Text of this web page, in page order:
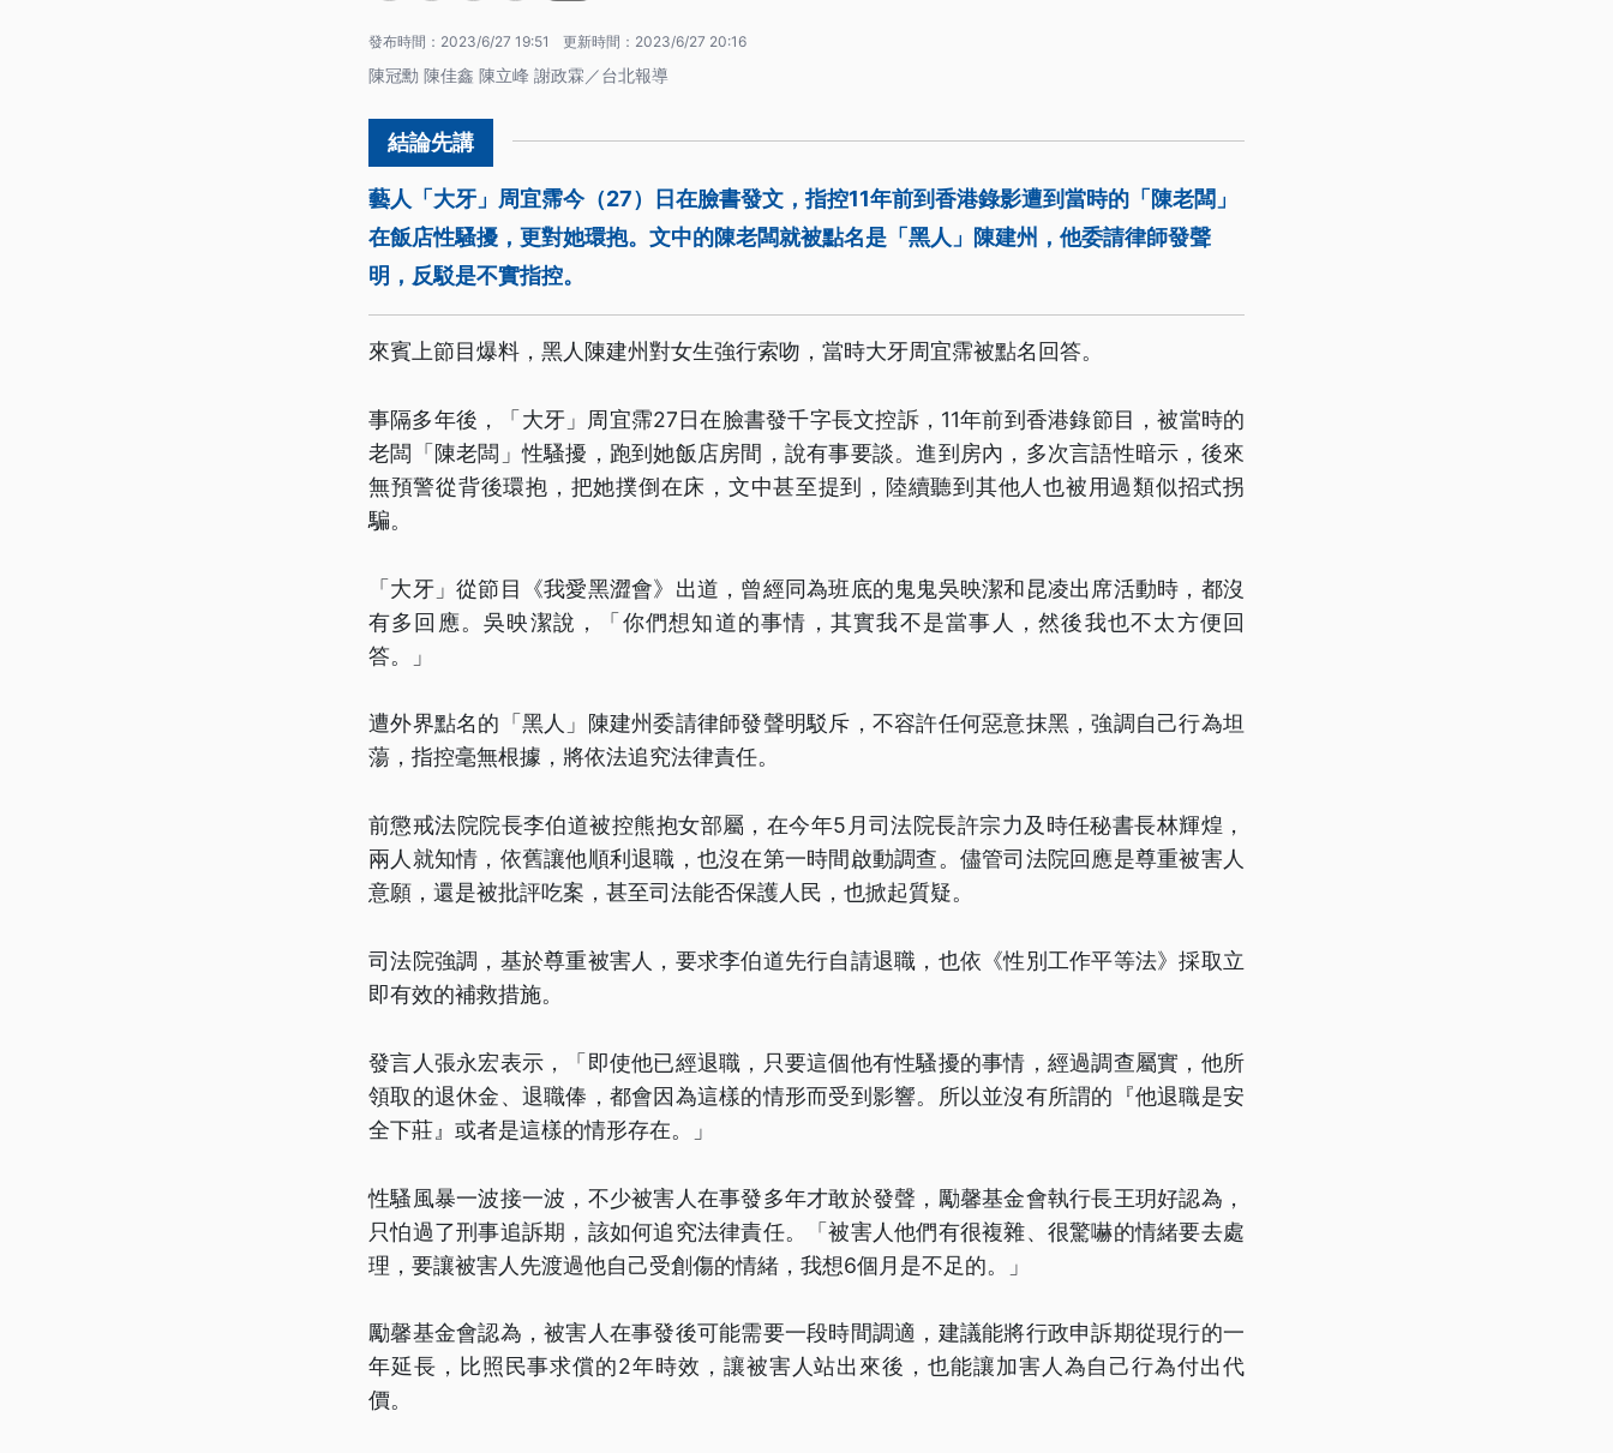
發布時間： 2023/6/27 19:51 更新時間： 2023/6/27 20:16
陳冠勳 陳佳鑫 陳立峰 謝政霖／台北報導
藝人「大牙」周宜霈今（27）日在臉書發文，指控11年前到香港錄影遭到當時的「陳老闆」
在飯店性騷擾，更對她環抱。文中的陳老闆就被點名是「黑人」陳建州，他委請律師發聲
明，反駁是不實指控。
來賓上節目爆料，黑人陳建州對女生強行索吻，當時大牙周宜霈被點名回答。
事隔多年後，「大牙」周宜霈27日在臉書發千字長文控訴，11年前到香港錄節目，被當時的
老闆「陳老闆」性騷擾，跑到她飯店房間，說有事要談。進到房內，多次言語性暗示，後來
無預警從背後環抱，把她撲倒在床，文中甚至提到，陸續聽到其他人也被用過類似招式拐
騙。
「大牙」從節目《我愛黑澀會》出道，曾經同為班底的鬼鬼吳映潔和昆凌出席活動時，都沒
有多回應。吳映潔說，「你們想知道的事情，其實我不是當事人，然後我也不太方便回
答。」
遭外界點名的「黑人」陳建州委請律師發聲明駁斥，不容許任何惡意抹黑，強調自己行為坦
蕩，指控毫無根據，將依法追究法律責任。
前懲戒法院院長李伯道被控熊抱女部屬，在今年5月司法院長許宗力及時任秘書長林輝煌，
兩人就知情，依舊讓他順利退職，也沒在第一時間啟動調查。儘管司法院回應是尊重被害人
意願，還是被批評吃案，甚至司法能否保護人民，也掀起質疑。
司法院強調，基於尊重被害人，要求李伯道先行自請退職，也依《性別工作平等法》採取立
即有效的補救措施。
發言人張永宏表示，「即使他已經退職，只要這個他有性騷擾的事情，經過調查屬實，他所
領取的退休金、退職俸，都會因為這樣的情形而受到影響。所以並沒有所謂的『他退職是安
全下莊』或者是這樣的情形存在。」
性騷風暴一波接一波，不少被害人在事發多年才敢於發聲，勵馨基金會執行長王玥好認為，
只怕過了刑事追訴期，該如何追究法律責任。「被害人他們有很複雜、很驚嚇的情緒要去處
理，要讓被害人先渡過他自己受創傷的情緒，我想6個月是不足的。」
勵馨基金會認為，被害人在事發後可能需要一段時間調適，建議能將行政申訴期從現行的一
年延長，比照民事求償的2年時效，讓被害人站出來後，也能讓加害人為自己行為付出代
價。